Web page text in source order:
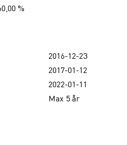
%
2016-12-23
2017-01-12
2022-01-11
Max 5 år